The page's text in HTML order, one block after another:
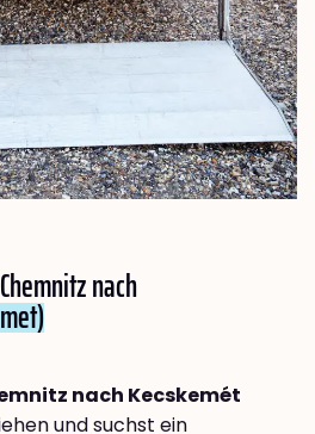
nach
nach Kecskemét
und suchst ein